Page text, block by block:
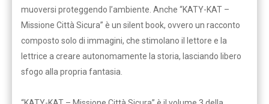
muoversi proteggendo l’ambiente. Anche “KATY-KAT –
Missione Città Sicura” è un silent book, ovvero un racconto
composto solo di immagini, che stimolano il lettore e la
lettrice a creare autonomamente la storia, lasciando libero
sfogo alla propria fantasia.